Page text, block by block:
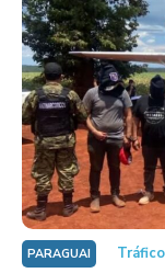
PARAGUAI